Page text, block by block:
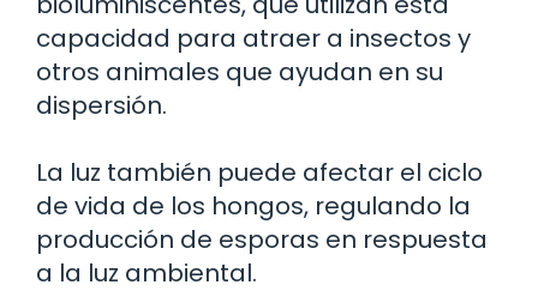
capacidad para atraer a insectos y
otros animales que ayudan en su
dispersión.
La luz también puede afectar el ciclo
de vida de los hongos, regulando la
producción de esporas en respuesta
a la luz ambiental.